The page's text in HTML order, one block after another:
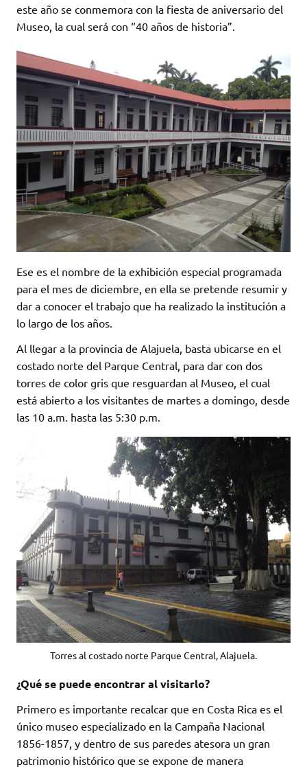
este año se conmemora con la fiesta de aniversario del
Museo, la cual será con “40 años de historia”.
Ese es el nombre de la exhibición especial programada
para el mes de diciembre, en ella se pretende resumir y
dar a conocer el trabajo que ha realizado la institución a
lo largo de los años.
Al llegar a la provincia de Alajuela, basta ubicarse en el
costado norte del Parque Central, para dar con dos
torres de color gris que resguardan al Museo, el cual
está abierto a los visitantes de martes a domingo, desde
las 10 a.m. hasta las 5:30 p.m.
Torres al costado norte Parque Central, Alajuela.
¿Qué se puede encontrar al visitarlo?
Primero es importante recalcar que en Costa Rica es el
único museo especializado en la Campaña Nacional
1856-1857, y dentro de sus paredes atesora un gran
patrimonio histórico que se expone de manera